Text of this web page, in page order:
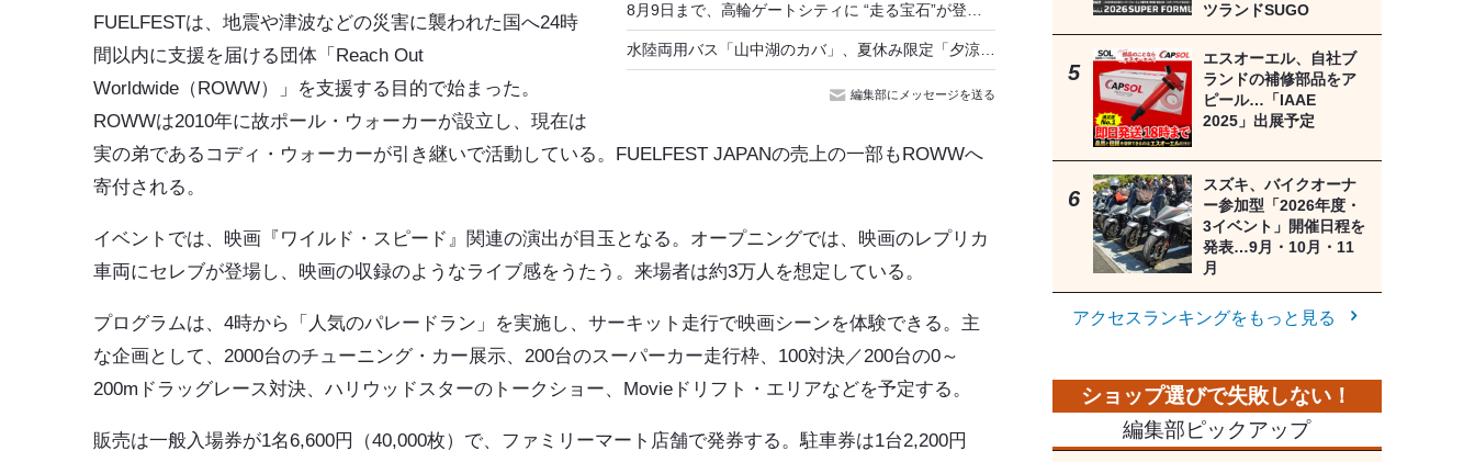
水陸両用バス「山中湖のカバ」、夏休み限定「夕涼み便」運航…8月8日から
編集部にメッセージを送る
FUELFESTは、地震や津波などの災害に襲われた国へ24時
間以内に支援を届ける団体「Reach Out
Worldwide（ROWW）」を支援する目的で始まった。
ROWWは2010年に故ポール・ウォーカーが設立し、現在は
実の弟であるコディ・ウォーカーが引き継いで活動している。FUELFEST JAPANの売上の一部もROWWへ
寄付される。
イベントでは、映画『ワイルド・スピード』関連の演出が目玉となる。オープニングでは、映画のレプリカ
車両にセレブが登場し、映画の収録のようなライブ感をうたう。来場者は約3万人を想定している。
プログラムは、4時から「人気のパレードラン」を実施し、サーキット走行で映画シーンを体験できる。主
な企画として、2000台のチューニング・カー展示、200台のスーパーカー走行枠、100対決／200台の0～
200mドラッグレース対決、ハリウッドスターのトークショー、Movieドリフト・エリアなどを予定する。
販売は一般入場券が1名6,600円（40,000枚）で、ファミリーマート店舗で発券する。駐車券は1台2,200円
ツランドSUGO
エスオーエル、自社ブ
ランドの補修部品をア
ピール…「IAAE
2025」出展予定
スズキ、バイクオーナ
ー参加型「2026年度・
3イベント」開催日程を
発表…9月・10月・11
月
アクセスランキングをもっと見る
編集部ピックアップ